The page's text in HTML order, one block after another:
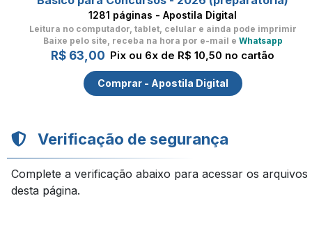
1281 páginas - Apostila Digital
Leitura no computador, tablet, celular e ainda pode imprimir
Baixe pelo site, receba na hora por e-mail e Whatsapp
R$ 63,00 Pix ou 6x de R$ 10,50 no cartão
Comprar - Apostila Digital
Verificação de segurança
Complete a verificação abaixo para acessar os arquivos
desta página.